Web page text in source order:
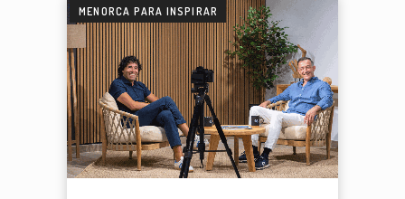
MENORCA PARA INSPIRAR